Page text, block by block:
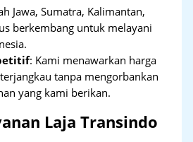
Jawa, Sumatra, Kalimantan,
berkembang untuk melayani
: Kami menawarkan harga
tanpa mengorbankan
yang kami berikan.
Laja Transindo